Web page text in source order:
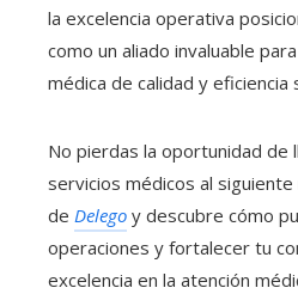
la excelencia operativa
como un aliado invaluable
médica de calidad y eficiencia
No pierdas la oportunidad de
servicios médicos al
de Delego y descubre cómo
operaciones y fortalecer tu
excelencia en la atención